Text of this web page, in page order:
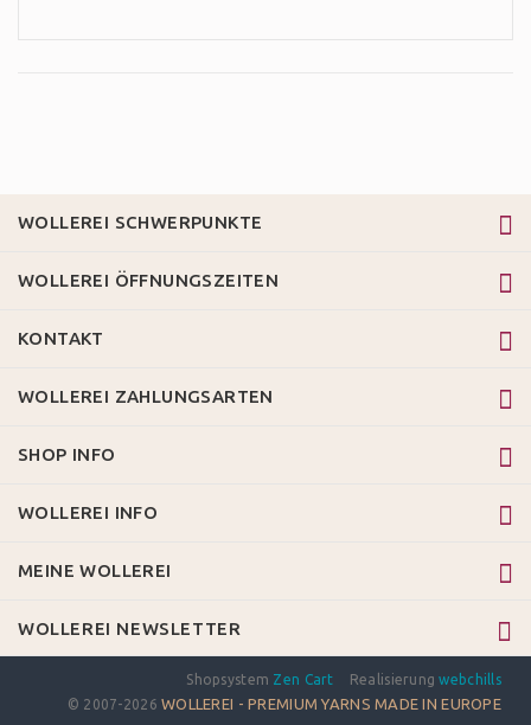
WOLLEREI SCHWERPUNKTE
WOLLEREI ÖFFNUNGSZEITEN
KONTAKT
WOLLEREI ZAHLUNGSARTEN
SHOP INFO
WOLLEREI INFO
MEINE WOLLEREI
WOLLEREI NEWSLETTER
Shopsystem Zen Cart Realisierungwebchills
© 2007-2026WOLLEREI - PREMIUM YARNS MADE IN EUROPE